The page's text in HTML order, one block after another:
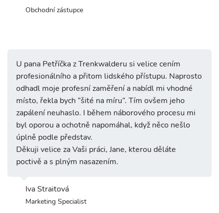
Obchodní zástupce
U pana Petříčka z Trenkwalderu si velice cením
profesionálního a přitom lidského přístupu. Naprosto
odhadl moje profesní zaměření a nabídl mi vhodné
místo, řekla bych “šité na míru”. Tím ovšem jeho
zapálení neuhaslo. I během náborového procesu mi
byl oporou a ochotně napomáhal, když něco nešlo
úplně podle představ.
Děkuji velice za Vaši práci, Jane, kterou děláte
poctivě a s plným nasazením.
Iva Straitová
Marketing Specialist